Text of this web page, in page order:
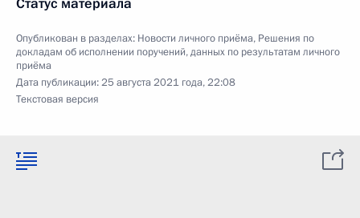
Опубликован в разделах: Новости личного приёма, Решения по
докладам об исполнении поручений, данных по результатам личного
приёма
Дата публикации:25 августа 2021 года, 22:08
Текстовая версия